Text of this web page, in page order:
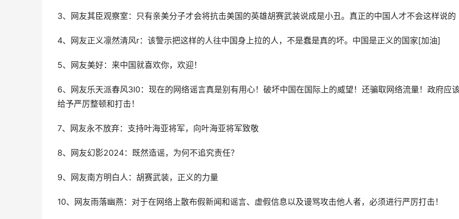
3、网友其臣观察室：只有亲美分子才会将抗击美国的英雄胡赛武装说成是小丑。真正的中国人才不会这样说的
4、网友正义凛然清风r：该警示把这样的人往中国身上拉的人，不是蠢是真的坏。中国是正义的国家[加油]
5、网友美好：来中国就喜欢你，欢迎！
6、网友乐天派春风3I0：现在的网络谣言真是别有用心！破坏中国在国际上的威望！还骗取网络流量！政府应
给予严厉整顿和打击！
7、网友永不放弃：支持叶海亚将军，向叶海亚将军致敬
8、网友幻影2024：既然造谣，为何不追究责任？
9、网友南方明白人：胡赛武装，正义的力量
10、网友雨落幽燕：对于在网络上散布假新闻和谣言、虚假信息以及谩骂攻击他人者，必须进行严厉打击！